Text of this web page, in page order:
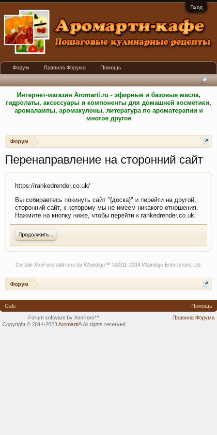
Вход
Интернет-магазин Aromarti.ru - эфирные и базовые масла,
гидролаты, аксессуары и компоненты для домашней косметики,
аромалампы, аромакулоны, литература по ароматерапии и
многое другое
Форум
Перенаправление на сторонний сайт
https://rankedrender.co.uk/
Вы собираетесь покинуть сайт "{доска}" и перейти на другой,
сторонний сайт, к которому мы не имеем никакого отношения.
Нажмите на кнопку ниже, чтобы перейти к rankedrender.co.uk.
Продолжить...
Certain XenForo add-ons by Waindigo™ ©2011-2014 Waindigo Enterprises Ltd.
Форум
Форум Правила Форума Помощь
Cafe
Помощь
Правила Форума
Forum software by XenForo™
Copyright © 2014-2023Aromarti®All rights reserved